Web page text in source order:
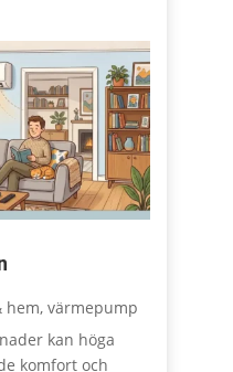
hem, värmepump
kan höga
komfort och